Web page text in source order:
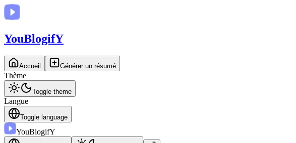
YouBlogifY
Accueil Générer un résumé
Thème
Toggle theme
Langue
Toggle language
YouBlogifY